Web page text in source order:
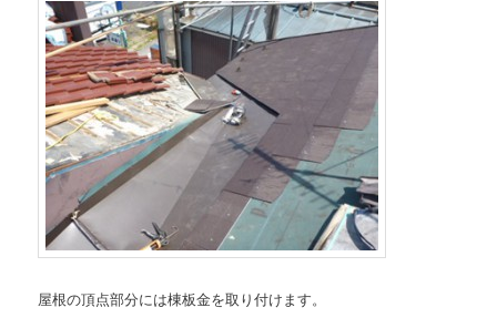
屋根の頂点部分には棟板金を取り付けます。